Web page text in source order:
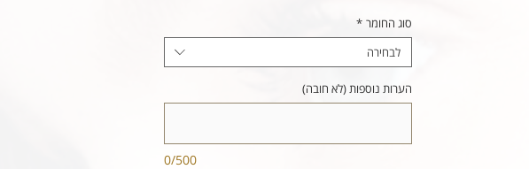
סוג החומר *
לבחירה
הערות נוספות (לא חובה)
0/500